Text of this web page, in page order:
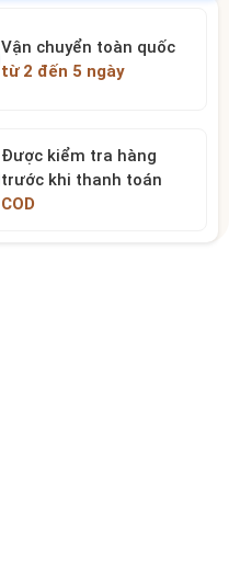
Vận chuyển toàn quốc
từ 2 đến 5 ngày
Được kiểm tra hàng
trước khi thanh toán
COD